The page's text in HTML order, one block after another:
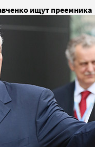
ищут преемника